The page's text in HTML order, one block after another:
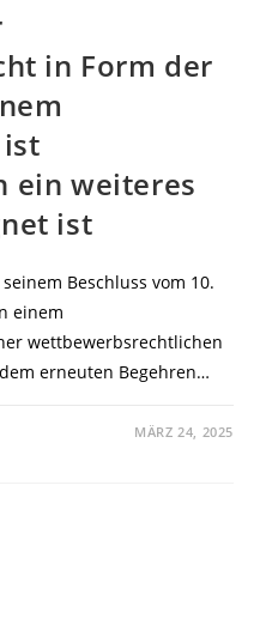
in Form der
ein weiteres
ist
Beschluss vom 10.
einem
wettbewerbsrechtlichen
erneuten Begehren…
MÄRZ 24, 2025